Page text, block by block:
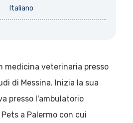
Italiano
medicina veterinaria presso
di Messina. Inizia la sua
presso l'ambulatorio
a Palermo con cui